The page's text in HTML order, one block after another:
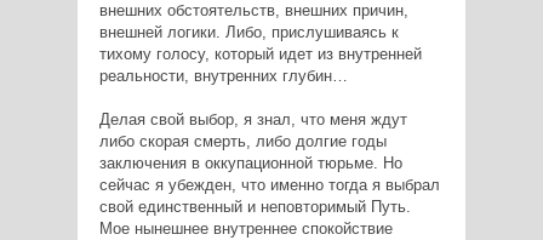
внешних обстоятельств, внешних причин,
внешней логики. Либо, прислушиваясь к
тихому голосу, который идет из внутренней
реальности, внутренних глубин…
Делая свой выбор, я знал, что меня ждут
либо скорая смерть, либо долгие годы
заключения в оккупационной тюрьме. Но
сейчас я убежден, что именно тогда я выбрал
свой единственный и неповторимый Путь.
Мое нынешнее внутреннее спокойствие